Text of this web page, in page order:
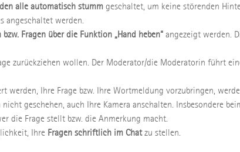
alle automatisch stumm geschaltet, um keine störenden
angeschaltet werden.
Fragen über die Funktion „Hand heben“ angezeigt werden.
zurückziehen wollen. Der Moderator/die Moderatorin führt
Ihre Frage bzw. Ihre Wortmeldung vorzubringen,
geschehen, auch Ihre Kamera anschalten. Insbesondere
die Frage stellt bzw. die Anmerkung macht.
Ihre Fragen schriftlich im Chatzu stellen.